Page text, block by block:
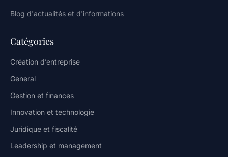
Blog d'actualités et d'informations
Catégories
Création d’entreprise
General
Gestion et finances
Innovation et technologie
Juridique et fiscalité
Leadership et management